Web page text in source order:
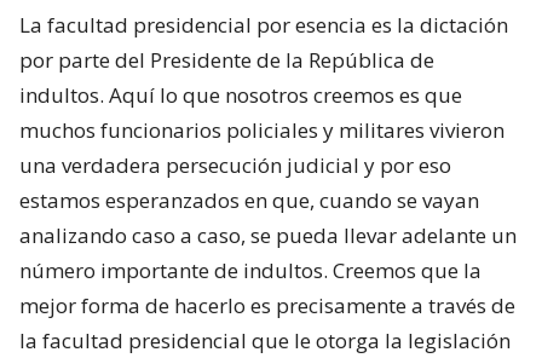
La facultad presidencial por esencia es la dictación
por parte del Presidente de la República de
indultos. Aquí lo que nosotros creemos es que
muchos funcionarios policiales y militares vivieron
una verdadera persecución judicial y por eso
estamos esperanzados en que, cuando se vayan
analizando caso a caso, se pueda llevar adelante un
número importante de indultos. Creemos que la
mejor forma de hacerlo es precisamente a través de
la facultad presidencial que le otorga la legislación